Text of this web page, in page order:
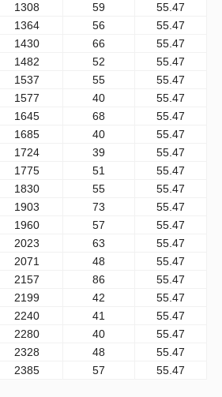
1308 59
55.47
1364 56
55.47
1430 66
55.47
1482 52
55.47
1537 55
55.47
1577 40
55.47
1645 68
55.47
1685 40
55.47
1724 39
55.47
1775 51
55.47
1830 55
55.47
1903 73
55.47
1960 57
55.47
2023 63
55.47
2071 48
55.47
2157 86
55.47
2199 42
55.47
2240 41
55.47
2280 40
55.47
2328 48
55.47
2385 57 55.47